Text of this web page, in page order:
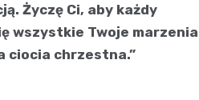
Życzę Ci, aby każdy
wszystkie Twoje marzenia
ciocia chrzestna.”